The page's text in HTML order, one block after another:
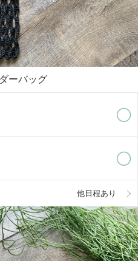
ーバッグ
他日程あり